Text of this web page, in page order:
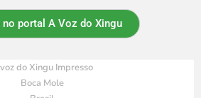
no portal A Voz do Xingu
do Xingu Impresso
Boca Mole